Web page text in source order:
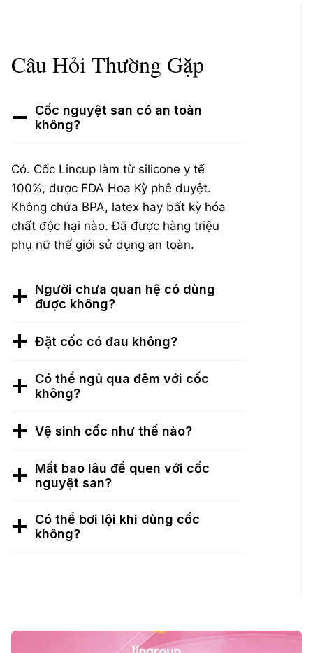
Câu Hỏi Thường Gặp
Cốc nguyệt san có an toàn
không?
Có. Cốc Lincup làm từ silicone y tế
100%, được FDA Hoa Kỳ phê duyệt.
Không chứa BPA, latex hay bất kỳ hóa
chất độc hại nào. Đã được hàng triệu
phụ nữ thế giới sử dụng an toàn.
Người chưa quan hệ có dùng
được không?
Đặt cốc có đau không?
Có thể ngủ qua đêm với cốc
không?
Vệ sinh cốc như thế nào?
Mất bao lâu để quen với cốc
nguyệt san?
Có thể bơi lội khi dùng cốc
không?